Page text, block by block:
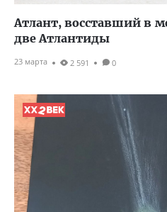
Атлант, восставший в
две Атлантиды
23 марта 2 591 0